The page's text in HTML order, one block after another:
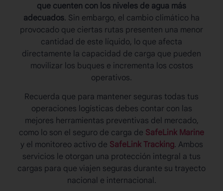
que cuenten con los niveles de agua más
adecuados. Sin embargo, el cambio climático ha
provocado que ciertas rutas presenten una menor
cantidad de este líquido, lo que afecta
directamente la capacidad de carga que pueden
movilizar los buques e incrementa los costos
operativos.
Recuerda que para mantener seguras todas tus
operaciones logísticas debes contar con las
mejores herramientas preventivas del mercado,
como lo son el seguro de carga de SafeLink Marine
y el monitoreo activo de SafeLink Tracking. Ambos
servicios le otorgan una protección integral a tus
cargas para que viajen seguras durante su trayecto
nacional e internacional.